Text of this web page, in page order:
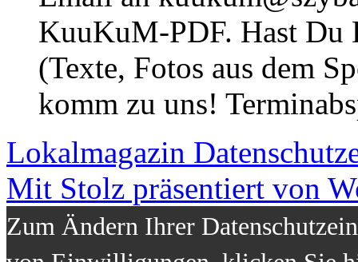
KuuKuM-PDF. Hast Du
(Texte, Fotos aus dem
komm zu uns!
Lokalmagazin
Mit Stolz präsentiert von
Zum Ändern Ihrer